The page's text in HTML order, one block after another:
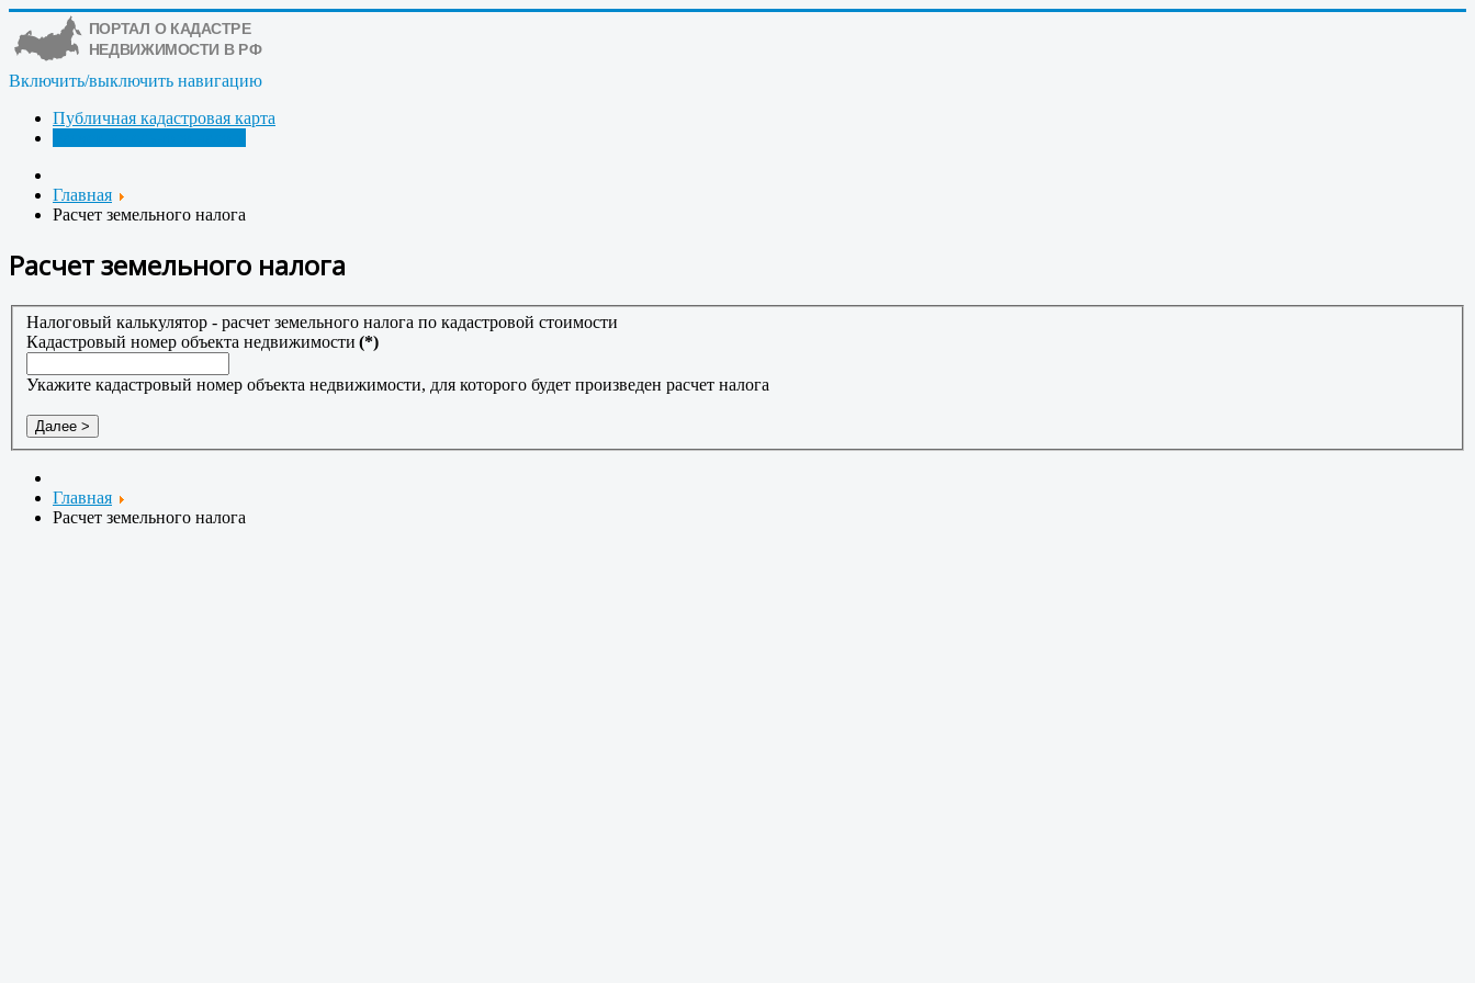
Включить/выключить навигацию
Публичная кадастровая карта
Главная
Расчет земельного налога
Расчет земельного налога
Налоговый калькулятор - расчет земельного налога по кадастровой стоимости
Кадастровый номер объекта недвижимости (*)
Укажите кадастровый номер объекта недвижимости, для которого будет произведен расчет налога
Далее >
Главная
Расчет земельного налога